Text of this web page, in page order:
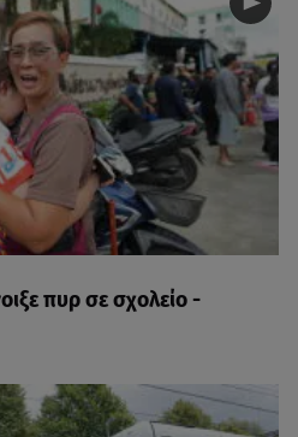
πυρ σε σχολείο -